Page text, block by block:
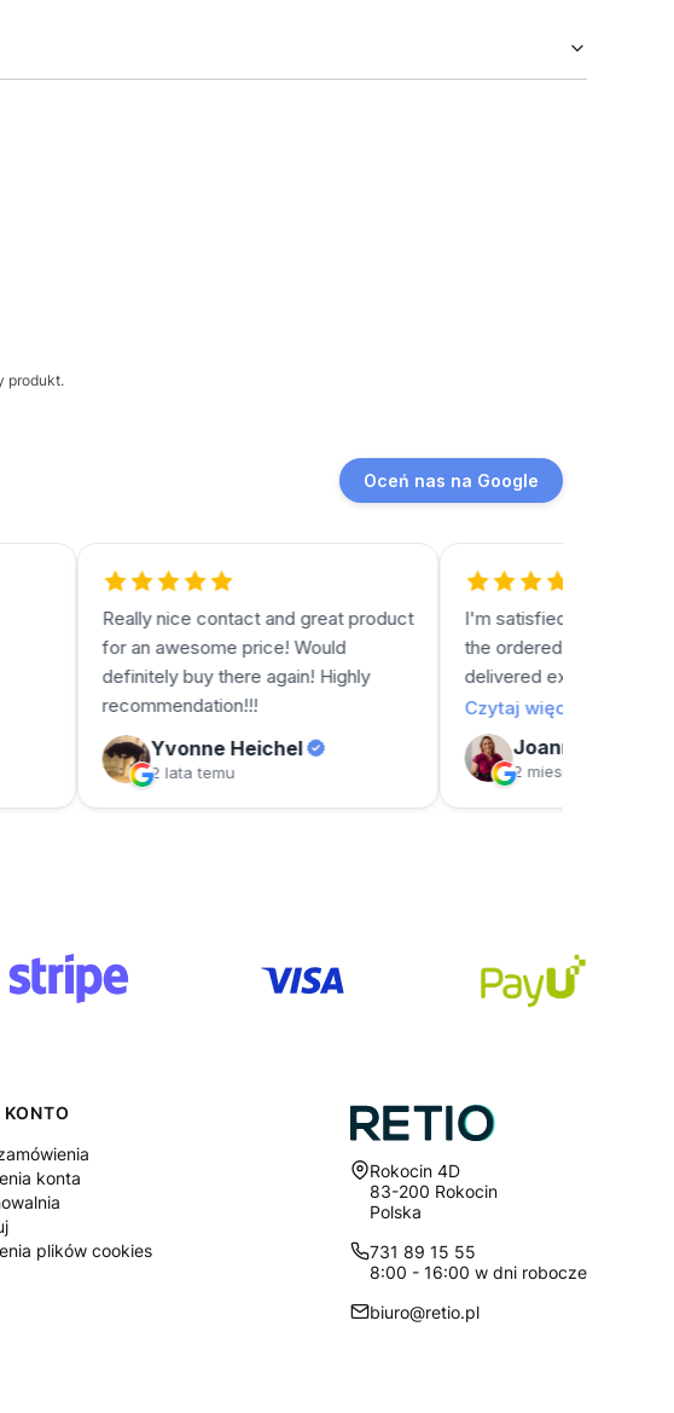
produkt.
konta
plików cookies
Adres:
Rokocin 4D
83-200 Rokocin
Polska
731 89 15 55
8:00 - 16:00 w dni robocze
biuro@retio.pl